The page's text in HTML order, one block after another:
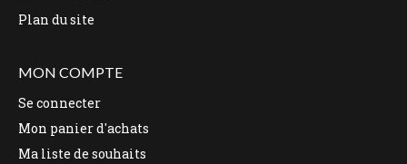
Plan du site
MON COMPTE
Se connecter
Mon panier d'achats
Ma liste de souhaits